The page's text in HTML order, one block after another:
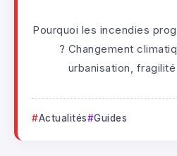
Pourquoi les incendies
? Changement
urbanisation,
Actualités Guides